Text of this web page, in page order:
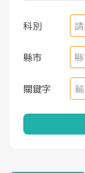
科別
縣市
關鍵字